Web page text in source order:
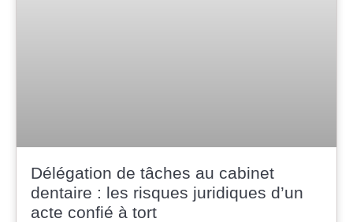
Délégation de tâches au cabinet
dentaire : les risques juridiques d’un
acte confié à tort